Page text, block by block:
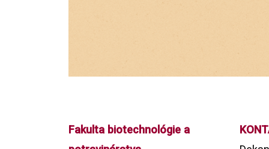
Fakulta biotechnológie a